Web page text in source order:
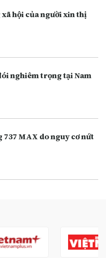
hội của người xin thị
nghiêm trọng tại Nam
MAX do nguy cơ nứt